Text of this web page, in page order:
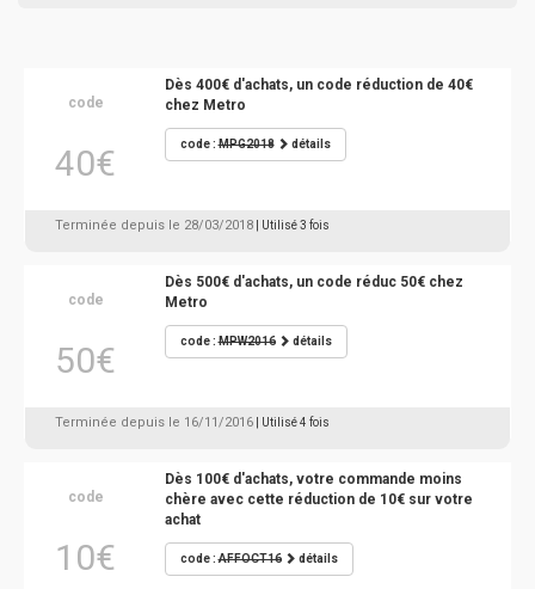
code
40€
Dès 400€ d'achats, un code réduction de 40€
chez Metro
code :MPG2018 détails
Terminée depuis le 28/03/2018 | Utilisé 3 fois
code
50€
Dès 500€ d'achats, un code réduc 50€ chez
Metro
code :MPW2016 détails
Terminée depuis le 16/11/2016 | Utilisé 4 fois
code
10€
Dès 100€ d'achats, votre commande moins
chère avec cette réduction de 10€ sur votre
achat
code :AFFOCT16 détails